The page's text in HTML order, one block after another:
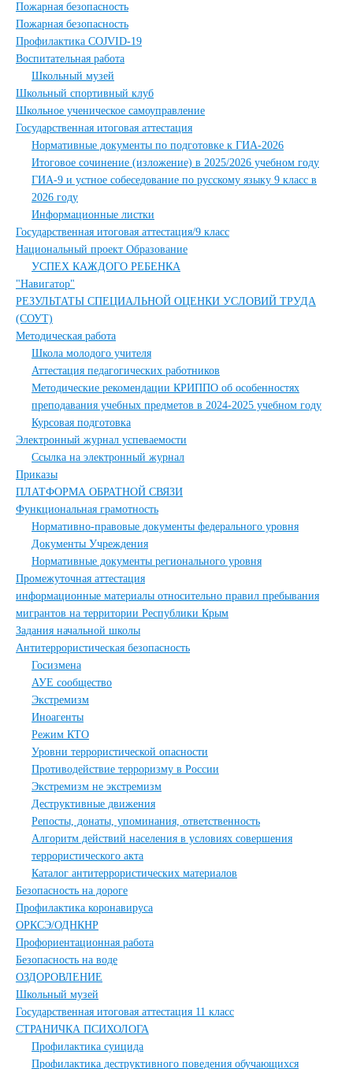
Пожарная безопасность
Пожарная безопасность
Профилактика COJVID-19
Воспитательная работа
Школьный музей
Школьный спортивный клуб
Школьное ученическое самоуправление
Государственная итоговая аттестация
Нормативные документы по подготовке к ГИА-2026
Итоговое сочинение (изложение) в 2025/2026 учебном году
ГИА-9 и устное собеседование по русскому языку 9 класс в
2026 году
Информационные листки
Государственная итоговая аттестация/9 класс
Национальный проект Образование
УСПЕХ КАЖДОГО РЕБЕНКА
"Навигатор"
РЕЗУЛЬТАТЫ СПЕЦИАЛЬНОЙ ОЦЕНКИ УСЛОВИЙ ТРУДА
(СОУТ)
Методическая работа
Школа молодого учителя
Аттестация педагогических работников
Методические рекомендации КРИППО об особенностях
преподавания учебных предметов в 2024-2025 учебном году
Курсовая подготовка
Электронный журнал успеваемости
Ссылка на электронный журнал
Приказы
ПЛАТФОРМА ОБРАТНОЙ СВЯЗИ
Функциональная грамотность
Нормативно-правовые документы федерального уровня
Документы Учреждения
Нормативные документы регионального уровня
Промежуточная аттестация
информационные материалы относительно правил пребывания
мигрантов на территории Республики Крым
Задания начальной школы
Антитеррористическая безопасность
Госизмена
АУЕ сообщество
Экстремизм
Иноагенты
Режим КТО
Уровни террористической опасности
Противодействие терроризму в России
Экстремизм не экстремизм
Деструктивные движения
Репосты, донаты, упоминания, ответственность
Алгоритм действий населения в условиях совершения
террористического акта
Каталог антитеррористических материалов
Безопасность на дороге
Профилактика коронавируса
ОРКСЭ/ОДНКНР
Профориентационная работа
Безопасность на воде
ОЗДОРОВЛЕНИЕ
Школьный музей
Государственная итоговая аттестация 11 класс
СТРАНИЧКА ПСИХОЛОГА
Профилактика суицида
Профилактика деструктивного поведения обучающихся